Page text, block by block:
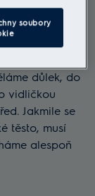
vidličkou
Jakmile se
těsto, musí
alespoň
soubory